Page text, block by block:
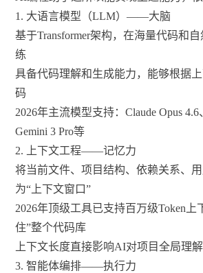
1. 大语言模型（LLM）——大脑
基于Transformer架构，在海量代码和自
练
具备代码理解和生成能力，能够根据
码
2026年主流模型支持：Claude Opus 4.6
Gemini 3 Pro等
2. 上下文工程——记忆力
将当前文件、项目结构、依赖关系、
为“上下文窗口”
2026年顶级工具已支持百万级Token上
住”整个代码库
上下文长度直接影响AI对项目全局理
3. 智能体编排——执行力